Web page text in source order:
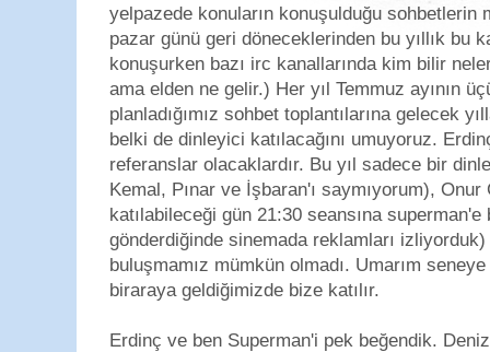
yelpazede konuların konuşulduğu sohbetlerin
pazar günü geri döneceklerinden bu yıllık bu
konuşurken bazı irc kanallarında kim bilir
ama elden ne gelir.) Her yıl Temmuz ayının
planladığımız sohbet toplantılarına gelecek
belki de dinleyici katılacağını umuyoruz.
referanslar olacaklardır. Bu yıl sadece bir
Kemal, Pınar ve İşbaran'ı saymıyorum),
katılabileceği gün 21:30 seansına
gönderdiğinde sinemada reklamları
buluşmamız mümkün olmadı. Umarım
biraraya geldiğimizde bize katılır.
Erdinç ve ben Superman'i pek beğendik.